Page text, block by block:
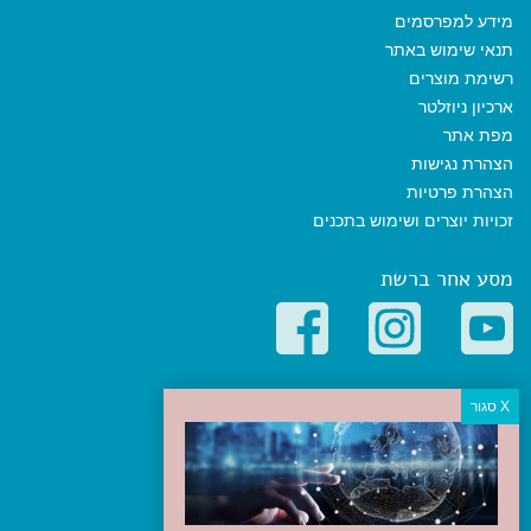
מידע למפרסמים
תנאי שימוש באתר
רשימת מוצרים
ארכיון ניוזלטר
מפת אתר
הצהרת נגישות
הצהרת פרטיות
זכויות יוצרים ושימוש בתכנים
מסע אחר ברשת
קטגוריות פופולריות
יעדים
טיולים בישראל
מלונות בוטיק בישראל
טיפים והמלצות